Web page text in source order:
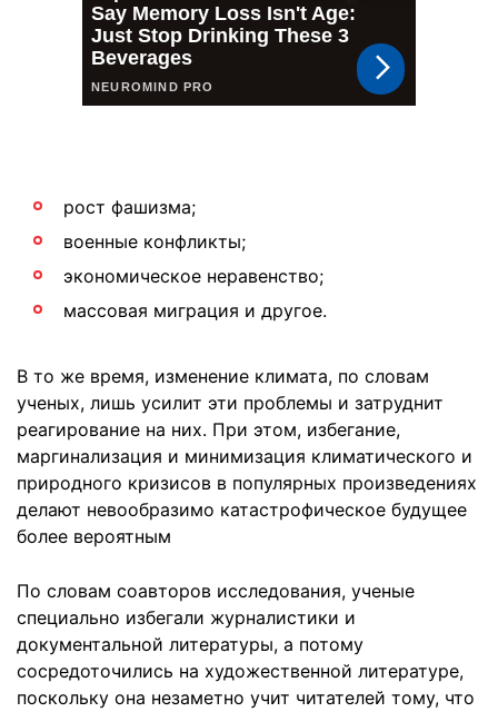
рост фашизма;
военные конфликты;
экономическое неравенство;
массовая миграция и другое.
В то же время, изменение климата, по словам
ученых, лишь усилит эти проблемы и затруднит
реагирование на них. При этом, избегание,
маргинализация и минимизация климатического и
природного кризисов в популярных произведениях
делают невообразимо катастрофическое будущее
более вероятным
По словам соавторов исследования, ученые
специально избегали журналистики и
документальной литературы, а потому
сосредоточились на художественной литературе,
поскольку она незаметно учит читателей тому, что